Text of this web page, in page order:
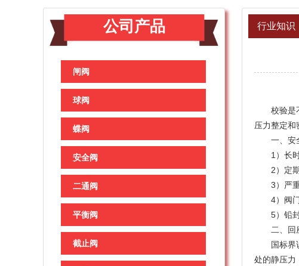
公司产品
闸阀
球阀
蝶阀
安全阀
二通阀
平衡阀
截止阀
行业知识
校验是不
压力整定和
一、安全
1）长时
2）定期
3）严重
4）阀门
5）铅封
二、回座
国标界说
处的静压力